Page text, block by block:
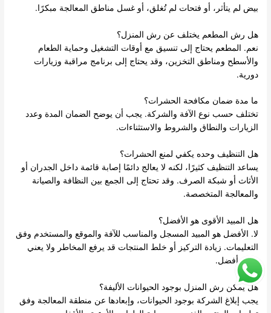
بيض لم يتأثر، أو فتحات لم تُغلق، أو غسل مناطق المعالجة مبكرًا.
هل رش المطعم يختلف عن رش المنزل؟
نعم. المطعم يحتاج إلى تنسيق مع أوقات التشغيل وحماية الطعام
والأسطح ومناطق التخزين، وقد يحتاج إلى برنامج مراقبة وزيارات
دورية.
ما مدة ضمان مكافحة الحشرات؟
تختلف حسب نوع الآفة والشركة. يجب أن يوضح الضمان المدة وعدد
الزيارات والنطاق والشروط والاستثناءات.
هل التنظيف وحده يكفي لمنع الحشرات؟
يساعد التنظيف كثيرًا، لكنه لا يعالج دائمًا إصابة قائمة داخل الجدران أو
الأثاث أو شبكة الصرف. وقد تحتاج إلى الجمع بين النظافة والصيانة
والمعالجة المتخصصة.
هل المبيد الأقوى هو الأفضل؟
لا. الأفضل هو المبيد المسجل والمناسب للآفة والموقع والمستخدم وفق
التعليمات. زيادة التركيز أو خلط المنتجات قد يرفع المخاطر ولا يعني
نتيجة أفضل.
هل يمكن رش المنزل بوجود الحيوانات الأليفة؟
يجب إبلاغ الشركة بوجود الحيوانات، وإبعادها عن منطقة المعالجة وفق